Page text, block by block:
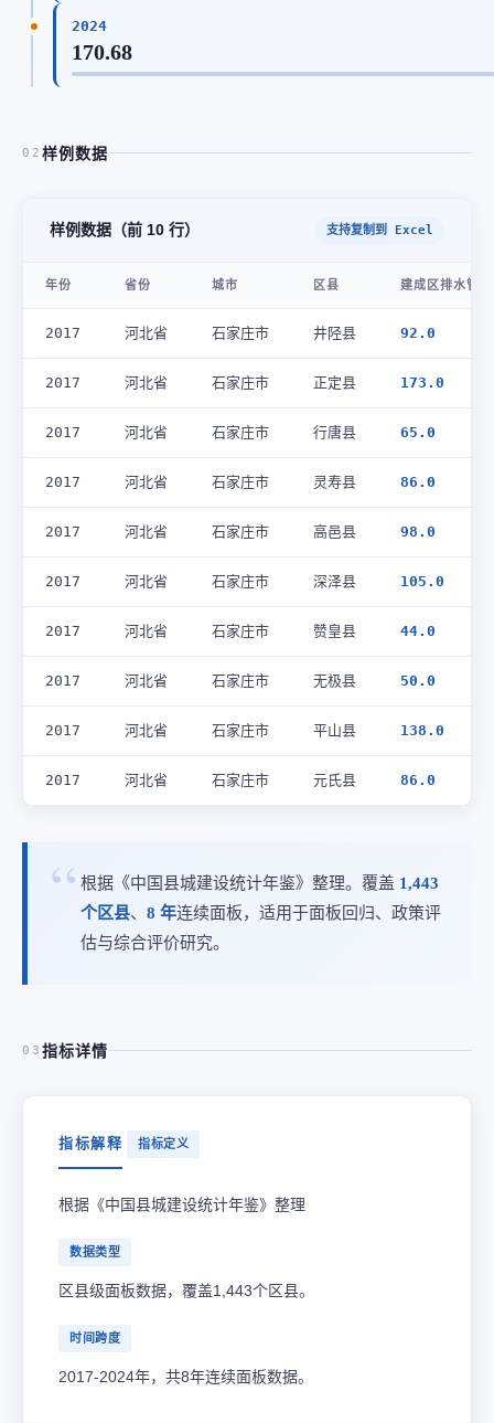
2024
170.68
02 样例数据
样例数据（前 10 行） 支持复制到 Excel
年份 省份 城市 区县 建成区排水管
2017 河北省 石家庄市 井陉县 92.0
2017 河北省 石家庄市 正定县 173.0
2017 河北省 石家庄市 行唐县 65.0
2017 河北省 石家庄市 灵寿县 86.0
2017 河北省 石家庄市 高邑县 98.0
2017 河北省 石家庄市 深泽县 105.0
2017 河北省 石家庄市 赞皇县 44.0
2017 河北省 石家庄市 无极县 50.0
2017 河北省 石家庄市 平山县 138.0
2017 河北省 石家庄市 元氏县 86.0
根据《中国县城建设统计年鉴》整理。覆盖 1,443
个区县、 8 年连续面板，适用于面板回归、政策评
估与综合评价研究。
03 指标详情
指标解释 指标定义
根据《中国县城建设统计年鉴》整理
数据类型
区县级面板数据，覆盖1,443个区县。
时间跨度
2017-2024年，共8年连续面板数据。